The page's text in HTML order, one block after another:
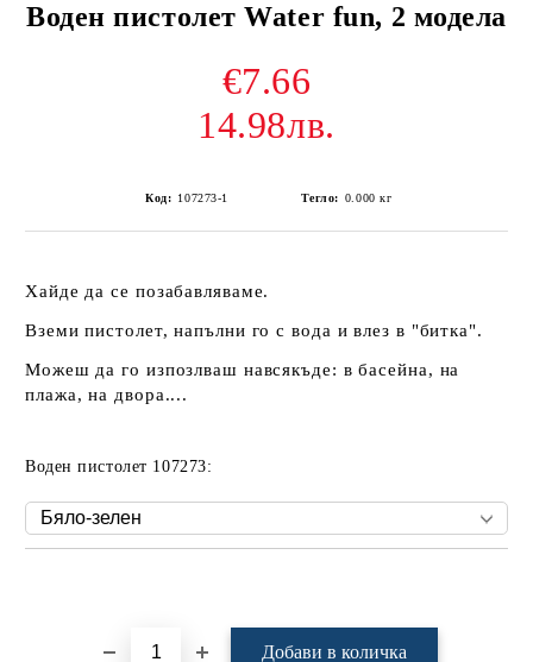
Воден пистолет Water fun, 2 модела
€7.66
14.98лв.
Код: 107273-1 Тегло: 0.000 кг
Хайде да се позабавляваме.
Вземи пистолет, напълни го с вода и влез в "битка".
Можеш да го изпозлваш навсякъде: в басейна, на
плажа, на двора....
Воден пистолет 107273: